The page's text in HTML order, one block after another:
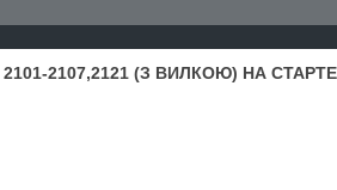
2107,2121 (З ВИЛКОЮ) НА